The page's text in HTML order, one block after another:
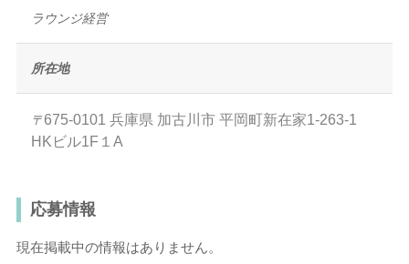
ラウンジ経営
所在地
〒675-0101 兵庫県 加古川市 平岡町新在家1-263-1
HKビル1F１A
応募情報
現在掲載中の情報はありません。